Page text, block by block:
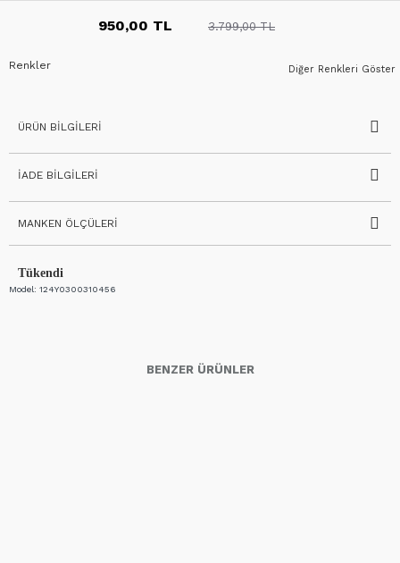
Tükendi
Model: 124Y0300310456
950,00 TL 3.799,00 TL
Diğer Renkleri Göster
Renkler
ÜRÜN BILGILERI
İADE BILGILERI
MANKEN ÖLÇÜLERI
BENZER ÜRÜNLER